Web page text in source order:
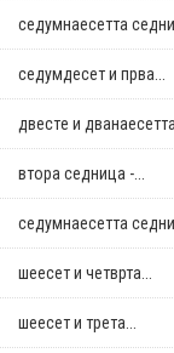
седумнаесетта
седумдесет и прва...
двестe и
втора седница -...
седумнаесетта
шеесет и четврта...
шеесет и трета...